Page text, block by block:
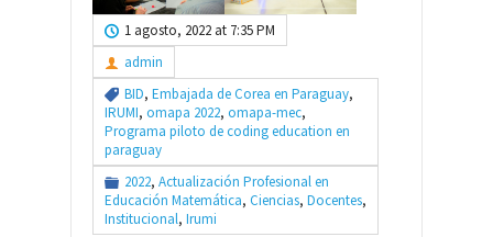
1 agosto, 2022 at 7:35 PM
admin
BID, Embajada de Corea en Paraguay,
IRUMI, omapa 2022, omapa-mec,
Programa piloto de coding education en
paraguay
2022, Actualización Profesional en
Educación Matemática, Ciencias, Docentes,
Institucional, Irumi